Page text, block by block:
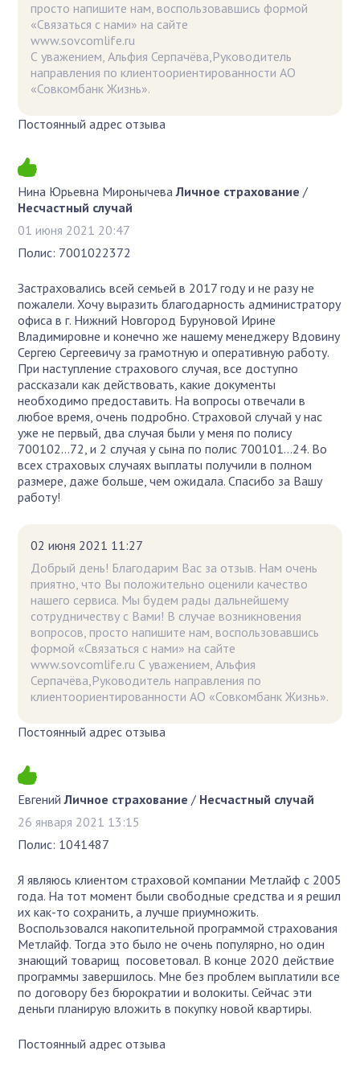
просто напишите нам, воспользовавшись формой
«Связаться с нами» на сайте
С уважением, Альфия Серпачёва,Руководитель
направления по клиентоориентированности АО
«Совкомбанк Жизнь».
Постоянный адрес отзыва
Нина Юрьевна Миронычева Личное страхование /
Несчастный случай
01 июня 2021 20:47
Полис: 7001022372
Застраховались всей семьей в 2017 году и не разу не
пожалели. Хочу выразить благодарность администратору
офиса в г. Нижний Новгород Буруновой Ирине
Владимировне и конечно же нашему менеджеру Вдовину
Сергею Сергеевичу за грамотную и оперативную работу.
При наступление страхового случая, все доступно
рассказали как действовать, какие документы
необходимо предоставить. На вопросы отвечали в
любое время, очень подробно. Страховой случай у нас
уже не первый, два случая были у меня по полису
700102...72, и 2 случая у сына по полис 700101...24. Во
всех страховых случаях выплаты получили в полном
размере, даже больше, чем ожидала. Спасибо за Вашу
работу!
02 июня 2021 11:27
Добрый день! Благодарим Вас за отзыв. Нам очень
приятно, что Вы положительно оценили качество
нашего сервиса. Мы будем рады дальнейшему
сотрудничеству с Вами! В случае возникновения
вопросов, просто напишите нам, воспользовавшись
формой «Связаться с нами» на сайте
www.sovcomlife.ru С уважением, Альфия
Серпачёва,Руководитель направления по
клиентоориентированности АО «Совкомбанк Жизнь».
Постоянный адрес отзыва
Евгений Личное страхование / Несчастный случай
26 января 2021 13:15
Полис: 1041487
Я являюсь клиентом страховой компании Метлайф с 2005
года. На тот момент были свободные средства и я решил
их как-то сохранить, а лучше приумножить.
Воспользовался накопительной программой страхования
Метлайф. Тогда это было не очень популярно, но один
знающий товарищ посоветовал. В конце 2020 действие
программы завершилось. Мне без проблем выплатили все
по договору без бюрократии и волокиты. Сейчас эти
деньги планирую вложить в покупку новой квартиры.
Постоянный адрес отзыва